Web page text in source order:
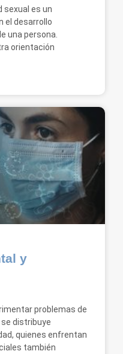
sexual es un
el desarrollo
una persona.
orientación
y
problemas de
distribuye
quienes enfrentan
también